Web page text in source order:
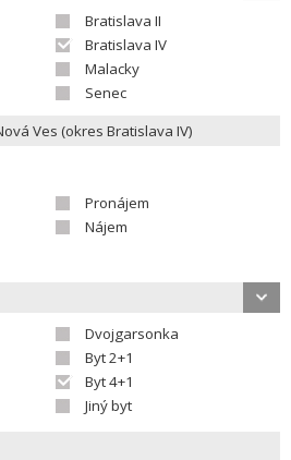
Bratislava II
Bratislava IV
Malacky
Senec
Pronájem
Nájem
Dvojgarsonka
Byt 2+1
Byt 4+1
Jiný byt